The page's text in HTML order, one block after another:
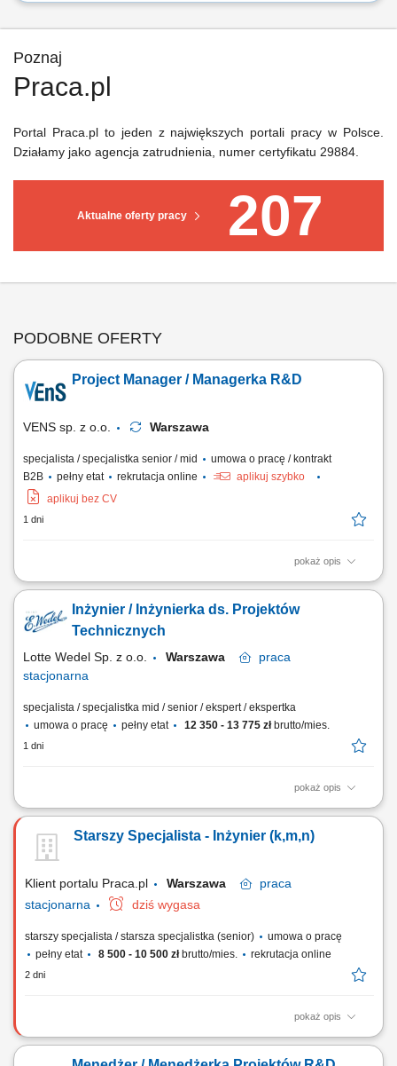
Poznaj
Praca.pl
Aktualne oferty pracy 207
Portal Praca.pl to jeden z największych portali pracy w Polsce.
Działamy jako agencja zatrudnienia, numer certyfikatu 29884.
PODOBNE OFERTY
Project Manager / Managerka R&D
VENS sp. z o.o. Warszawa
specjalista / specjalistka senior / mid
umowa o pracę / kontrakt
B2B
pełny etat rekrutacja online
aplikuj szybko
aplikuj bez CV
1 dni
pokaż opis
kompleksowe zarządzanie projektami rozwoju produktów medycznych,
kluczowych etapów projektu, koordynowanie współpracy zespołów
technicznych, jakościowych i produkcyjnych, prowadzenie komunikacji
Inżynier / Inżynierka ds. Projektów
Technicznych
Lotte Wedel Sp. z o.o. Warszawa
praca
stacjonarna
specjalista / specjalistka mid / senior / ekspert / ekspertka
umowa o pracę
pełny etat 12 350 - 13 775 złbrutto/mies.
1 dni
pokaż opis
Sprawdź mieszankę zadań, które czekają na Ciebie w nowej pracy.
technicznych, modernizacji linii produkcyjnych oraz wdrożeń
technologicznych w zakładzie. Definiowanie założeń projektowych we
Starszy Specjalista - Inżynier (k,m,n)
Klient portalu Praca.pl Warszawa
praca
stacjonarna
dziś wygasa
starszy specjalista / starsza specjalistka (senior)
umowa o pracę
pełny etat
8 500 - 10 500 złbrutto/mies. rekrutacja online
2 dni
pokaż opis
Prowadzenie i realizacja projektów technicznych; Opracowywanie,